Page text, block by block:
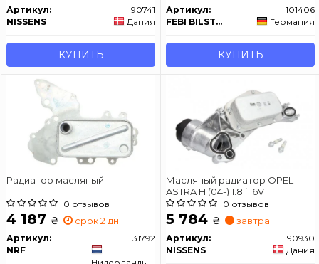
Артикул:
90741
NISSENS
Дания
КУПИТЬ
Артикул:
101406
FEBI BILSTEIN
Германия
КУПИТЬ
Радиатор масляный
0 отзывов
4 187 ₴ срок 2 дн.
Артикул:
31792
NRF
Масляный радиатор OPEL
ASTRA H (04-) 1.8 i 16V
0 отзывов
5 784 ₴ завтра
Артикул:
90930
NISSENS
Дания